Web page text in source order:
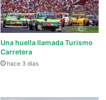
Una huella llamada Turismo
Carretera
hace 3 días